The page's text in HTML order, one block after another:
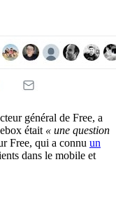
général de Free, a
était « une question
Free, qui a connu un
dans le mobile et